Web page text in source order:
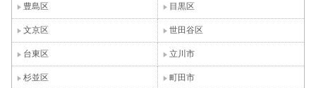
豊島区 目黒区
文京区 世田谷区
台東区 立川市
杉並区 町田市